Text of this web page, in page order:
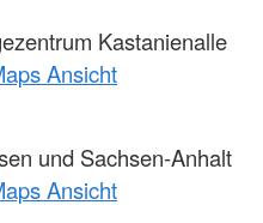
Kastanienalle
Ansicht
und Sachsen-Anhalt
Ansicht